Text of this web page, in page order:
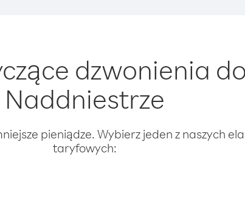
dzwonienia
Naddniestrze
pieniądze. Wybierz jeden z naszych
taryfowych: